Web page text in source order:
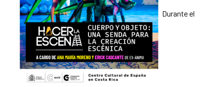
Durante el